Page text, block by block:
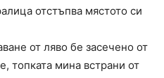
отстъпва мястото си
от ляво бе засечено от
топката мина встрани от